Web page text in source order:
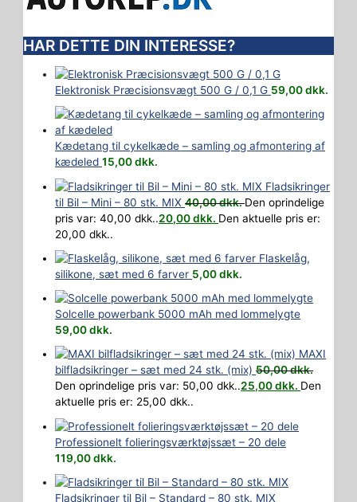
HAR DETTE DIN INTERESSE?
Elektronisk Præcisionsvægt 500 G / 0,1 G 59,00dkk.
Kædetang til cykelkæde – samling og afmontering af
kædeled 15,00dkk.
Fladsikringer
til Bil – Mini – 80 stk. MIX 40,00dkk.Den oprindelige
pris var: 40,00 dkk..20,00dkk. Den aktuelle pris er:
20,00 dkk..
Flaskelåg,
silikone, sæt med 6 farver 5,00dkk.
Solcelle powerbank 5000 mAh med lommelygte
59,00dkk.
MAXI
bilfladsikringer – sæt med 24 stk. (mix) 50,00dkk.
Den oprindelige pris var: 50,00 dkk..25,00dkk. Den
aktuelle pris er: 25,00 dkk..
Professionelt folieringsværktøjssæt – 20 dele
119,00dkk.
Fladsikringer til Bil – Standard – 80 stk. MIX